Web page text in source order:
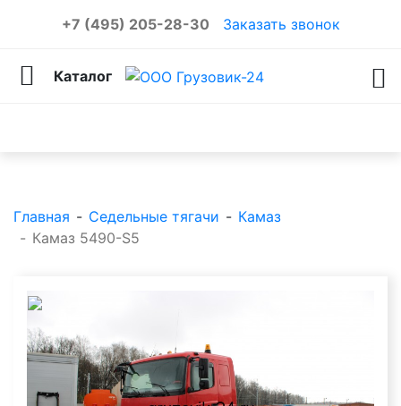
+7 (495) 205-28-30 Заказать звонок
Каталог
Главная - Седельные тягачи - Камаз
- Камаз 5490-S5